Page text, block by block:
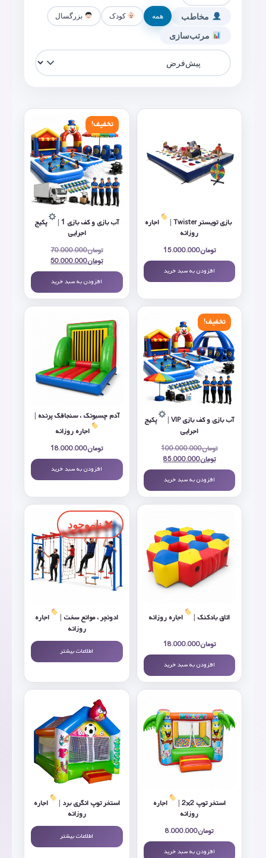
مخاطب همه کودک بزرگسال
مرتب‌سازی
بازی تویستر Twister |
اجاره
روزانه
تومان15.000.000
افزودن به سبد خرید
تخفیف!
آب بازی و کف‌ بازی 1 |
پکیج
اجرایی
تومان70.000.000
تومان50.000.000
افزودن به سبد خرید
تخفیف!
آب بازی و کف‌ بازی VIP |
پکیج
اجرایی
تومان100.000.000
تومان85.000.000
افزودن به سبد خرید
آدم چسبونک ، سنجاقک پرنده |
اجاره روزانه
تومان18.000.000
افزودن به سبد خرید
اتاق بادکنک | اجاره روزانه
تومان18.000.000
افزودن به سبد خرید
ادونچر ، موانع سخت |
اجاره
روزانه
اطلاعات بیشتر
استخر توپ 2×2 |
اجاره
روزانه
تومان8.000.000
افزودن به سبد خرید
استخر توپ انگری برد |
اجاره
روزانه
اطلاعات بیشتر